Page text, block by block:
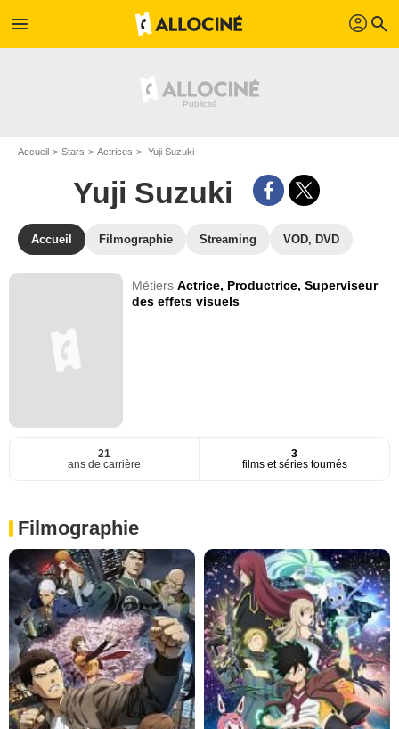
menu profil search
Accueil Stars Actrices Yuji Suzuki
Yuji Suzuki
Accueil Filmographie Streaming VOD, DVD
MétiersActrice, Productrice,Superviseur
des effets visuels
21
ans de carrière
3
films et séries tournés
Filmographie